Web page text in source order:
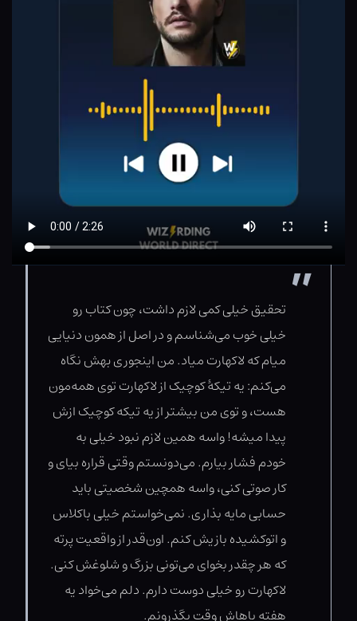
تحقیق خیلی کمی لازم داشت، چون کتاب رو
خیلی خوب می‌شناسم و در اصل از همون دنیایی
میام که لاکهارت میاد. من اینجوری بهش نگاه
می‌کنم: یه تیکۀ کوچیک از لاکهارت توی همه‌مون
هست، و توی من بیشتر از یه تیکه کوچیک ازش
پیدا میشه! واسه همین لازم نبود خیلی به
خودم فشار بیارم. می‌دونستم وقتی قراره بیای و
کار صوتی کنی، واسه همچین شخصیتی باید
حسابی مایه بذاری. نمی‌خواستم خیلی باکلاس
و اتوکشیده بازیش کنم. اون‌قدر از واقعیت پرته
که هر چقدر بخوای می‌تونی بزرگ و شلوغش کنی.
لاکهارت رو خیلی دوست دارم. دلم می‌خواد یه
هفته باهاش وقت بگذرونم.